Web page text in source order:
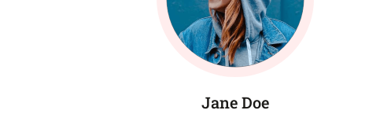
Jane Doe